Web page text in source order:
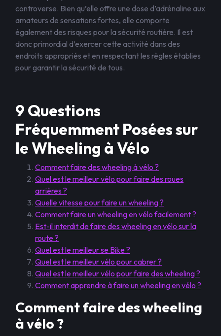
controverse. Bien qu’elle offre une dose d’adrénaline aux
amateurs de sensations fortes, elle comporte
également des risques pour la sécurité routière. Il est
donc primordial d’exercer cette activité dans des
endroits appropriés et en respectant les règles établies
pour garantir la sécurité de tous.
9 Questions
Fréquemment Posées sur
le Wheeling à Vélo
Comment faire des wheeling à vélo ?
Quel est le meilleur vélo pour faire des roues
arrières ?
Quelle vitesse pour faire un wheeling ?
Comment faire un wheeling en vélo facilement ?
Est-il interdit de faire des wheeling en vélo sur la
route ?
Quel est le meilleur se Bike ?
Quel est le meilleur vélo pour cabrer ?
Quel est le meilleur vélo pour faire des wheeling ?
Comment apprendre à faire un wheeling en vélo ?
Comment faire des wheeling
à vélo ?